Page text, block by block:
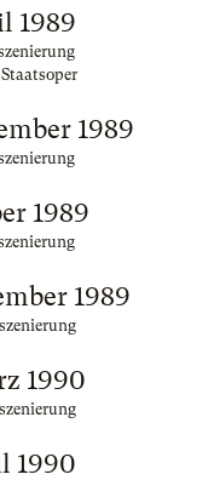
1989
1989
1989
1989
1990
1990